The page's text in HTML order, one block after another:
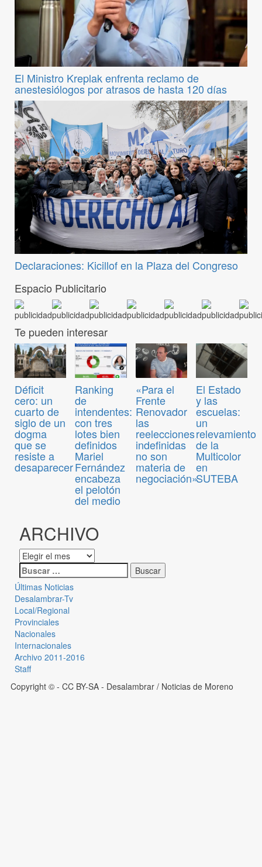
El Ministro Kreplak enfrenta reclamo de
anestesiólogos por atrasos de hasta 120 días
Declaraciones: Kicillof en la Plaza del Congreso
Espacio Publicitario
Te pueden interesar
Déficit
cero: un
cuarto de
siglo de un
dogma
que se
resiste a
desaparecer
Ranking
de
intendentes:
con tres
lotes bien
definidos
Mariel
Fernández
encabeza
el pelotón
del medio
«Para el
Frente
Renovador
las
reelecciones
indefinidas
no son
materia de
negociación»
El Estado
y las
escuelas:
un
relevamiento
de la
Multicolor
en
SUTEBA
ARCHIVO
Últimas Noticias
Desalambrar-Tv
Local/Regional
Provinciales
Nacionales
Internacionales
Archivo 2011-2016
Staff
Copyright © - CC BY-SA - Desalambrar / Noticias de Moreno